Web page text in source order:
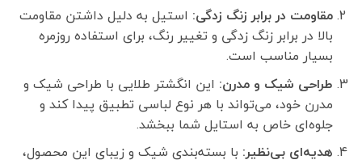
مقاومت در برابر زنگ زدگی:استیل به دلیل داشتن مقاومت
بالا در برابر زنگ زدگی و تغییر رنگ، برای استفاده روزمره
بسیار مناسب است.
طراحی شیک و مدرن:این انگشتر طلایی با طراحی شیک و
مدرن خود، می‌تواند با هر نوع لباسی تطبیق پیدا کند و
جلوه‌ای خاص به استایل شما ببخشد.
هدیه‌ای بی‌نظیر:با بسته‌بندی شیک و زیبای این محصول،